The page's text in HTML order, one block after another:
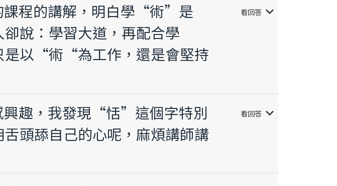
程的講解，明白學“術”是
說：學習大道，再配合學
是以“術“為工作，還是會堅持
看回答 keyboard_arrow_down
興趣，我發現“恬”這個字特別
頭舔自己的心呢，麻煩講師講
看回答 keyboard_arrow_down